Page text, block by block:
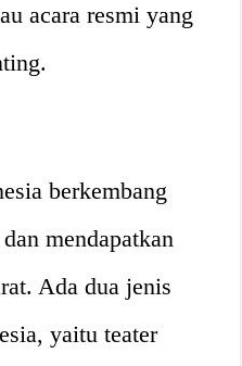
acara resmi yang
berkembang
mendapatkan
Ada dua jenis
yaitu teater